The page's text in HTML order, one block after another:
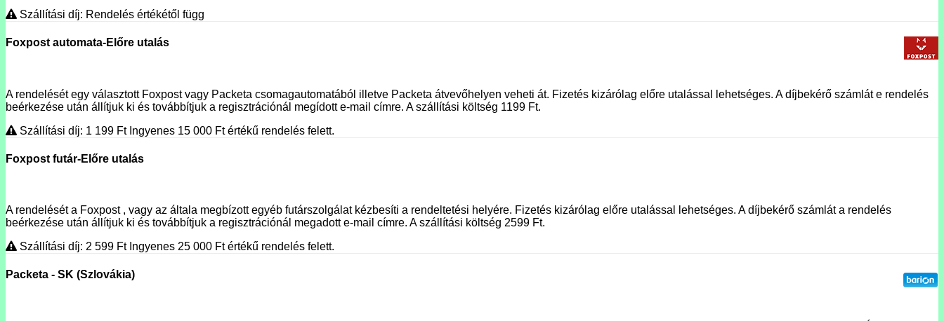
Szállítási díj: Rendelés értékétől függ
Foxpost automata-Előre utalás
A rendelését egy választott Foxpost vagy Packeta csomagautomatából illetve Packeta átvevőhelyen veheti át. Fizetés kizárólag előre utalással lehetséges. A díjbekérő számlát e rendelés
beérkezése után állítjuk ki és továbbítjuk a regisztrációnál megídott e-mail címre. A szállítási költség 1199 Ft.
Szállítási díj: 1 199 Ft Ingyenes 15 000 Ftértékű rendelés felett.
Foxpost futár-Előre utalás
A rendelését a Foxpost , vagy az általa megbízott egyéb futárszolgálat kézbesíti a rendeltetési helyére. Fizetés kizárólag előre utalással lehetséges. A díjbekérő számlát a rendelés
beérkezése után állítjuk ki és továbbítjuk a regisztrációnál megadott e-mail címre. A szállítási költség 2599 Ft.
Szállítási díj: 2 599 Ft Ingyenes 25 000 Ftértékű rendelés felett.
Packeta - SK (Szlovákia)